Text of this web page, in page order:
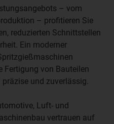
– vom
– profitieren Sie
reduzierten Schnittstellen
Ein moderner
von Bauteilen
und zuverlässig.
Luft- und
vertrauen auf